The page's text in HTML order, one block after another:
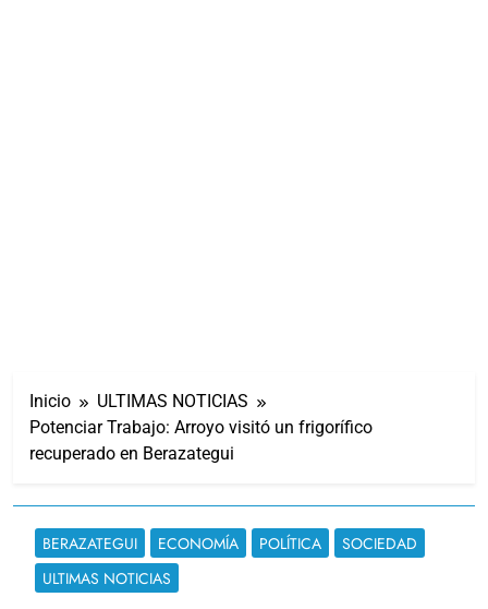
Inicio
ULTIMAS NOTICIAS
Potenciar Trabajo: Arroyo visitó un frigorífico
recuperado en Berazategui
BERAZATEGUI ECONOMÍA POLÍTICA
SOCIEDAD
ULTIMAS NOTICIAS